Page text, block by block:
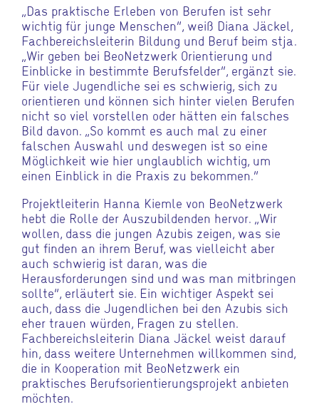
„Das praktische Erleben von Berufen ist sehr
wichtig für junge Menschen“, weiß Diana Jäckel,
Fachbereichsleiterin Bildung und Beruf beim stja.
„Wir geben bei BeoNetzwerk Orientierung und
Einblicke in bestimmte Berufsfelder“, ergänzt sie.
Für viele Jugendliche sei es schwierig, sich zu
orientieren und können sich hinter vielen Berufen
nicht so viel vorstellen oder hätten ein falsches
Bild davon. „So kommt es auch mal zu einer
falschen Auswahl und deswegen ist so eine
Möglichkeit wie hier unglaublich wichtig, um
einen Einblick in die Praxis zu bekommen.“
Projektleiterin Hanna Kiemle von BeoNetzwerk
hebt die Rolle der Auszubildenden hervor. „Wir
wollen, dass die jungen Azubis zeigen, was sie
gut finden an ihrem Beruf, was vielleicht aber
auch schwierig ist daran, was die
Herausforderungen sind und was man mitbringen
sollte“, erläutert sie. Ein wichtiger Aspekt sei
auch, dass die Jugendlichen bei den Azubis sich
eher trauen würden, Fragen zu stellen.
Fachbereichsleiterin Diana Jäckel weist darauf
hin, dass weitere Unternehmen willkommen sind,
die in Kooperation mit BeoNetzwerk ein
praktisches Berufsorientierungsprojekt anbieten
möchten.